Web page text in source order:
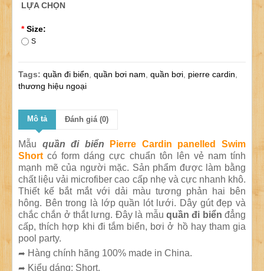
LỰA CHỌN
* Size:
S
Tags: quần đi biển quần bơi nam quần bơi pierre cardin
thương hiệu ngoại
Mô tả Đánh giá (0)
Mẫu quần đi biển
Pierre Cardin panelled Swim
Shortcó form dáng cực chuẩn tôn lên vẻ nam tính
mạnh mẽ của người mặc. Sản phẩm được làm bằng
chất liệu vải microfiber cao cấp nhẹ và cực nhanh khô.
Thiết kế bắt mắt với dải màu tương phản hai bên
hông. Bên trong là lớp quần lót lưới. Dây gút đẹp và
chắc chắn ở thắt lưng. Đây là mẫu quần đi biển đẳng
cấp, thích hợp khi đi tắm biển, bơi ở hồ hay tham gia
pool party.
➦ Hàng chính hãng 100% made in China.
➦ Kiểu dáng: Short.